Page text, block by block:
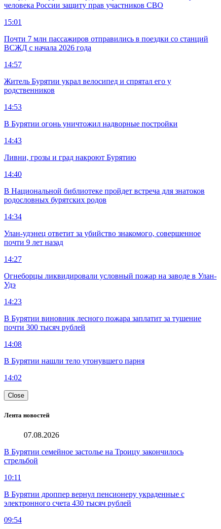
человека России защиту прав участников СВО
15:01
Почти 7 млн пассажиров отправились в поездки со станций
ВСЖД с начала 2026 года
14:57
Житель Бурятии украл велосипед и спрятал его у
родственников
14:53
В Бурятии огонь уничтожил надворные постройки
14:43
Ливни, грозы и град накроют Бурятию
14:40
В Национальной библиотеке пройдет встреча для знатоков
родословных бурятских родов
14:34
Улан-удэнец ответит за убийство знакомого, совершенное
почти 9 лет назад
14:27
Огнеборцы ликвидировали условный пожар на заводе в Улан-
Удэ
14:23
В Бурятии виновник лесного пожара заплатит за тушение
почти 300 тысяч рублей
14:08
В Бурятии нашли тело утонувшего парня
14:02
Close
Лента новостей
07.08.2026
В Бурятии семейное застолье на Троицу закончилось
стрельбой
10:11
В Бурятии дроппер вернул пенсионеру украденные с
электронного счета 430 тысяч рублей
09:54